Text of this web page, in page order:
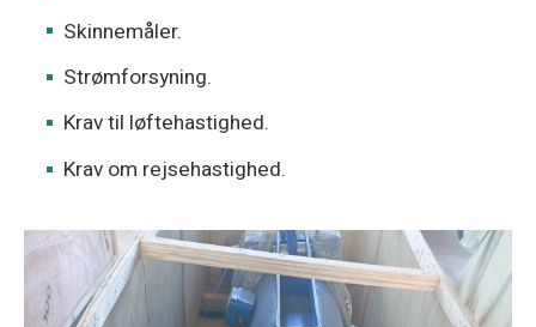
Skinnemåler.
Strømforsyning.
Krav til løftehastighed.
Krav om rejsehastighed.